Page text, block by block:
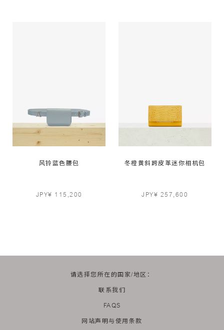
风铃蓝色腰包
JPY¥ 115,200
冬橙黄斜跨皮革迷你相机包
JPY¥ 257,600
请选择您所在的国家/地区：
联系我们
FAQS
网站声明与使用条款